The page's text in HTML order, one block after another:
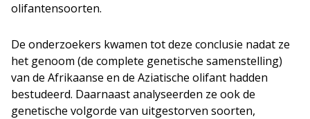
olifantensoorten.
De onderzoekers kwamen tot deze conclusie nadat ze
het genoom (de complete genetische samenstelling)
van de Afrikaanse en de Aziatische olifant hadden
bestudeerd. Daarnaast analyseerden ze ook de
genetische volgorde van uitgestorven soorten,